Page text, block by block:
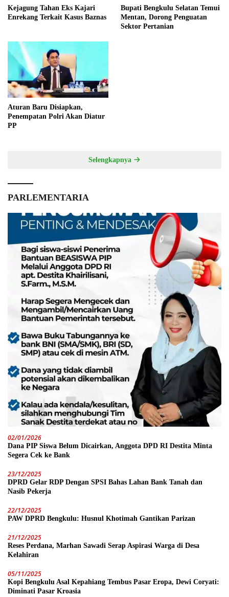
Kejagung Tahan Eks Kajari
Enrekang Terkait Kasus Baznas
Bupati Bengkulu Selatan Temui
Mentan, Dorong Penguatan
Sektor Pertanian
Aturan Baru Disiapkan,
Penempatan Polri Akan Diatur
PP
Selengkapnya
PARLEMENTARIA
02/01/2026
Dana PIP Siswa Belum Dicairkan, Anggota DPD RI Destita Minta
Segera Cek ke Bank
23/12/2025
DPRD Gelar RDP Dengan SPSI Bahas Lahan Bank Tanah dan
Nasib Pekerja
22/12/2025
PAW DPRD Bengkulu: Husnul Khotimah Gantikan Parizan
21/12/2025
Reses Perdana, Marhan Sawadi Serap Aspirasi Warga di Desa
Kelahiran
05/11/2025
Kopi Bengkulu Asal Kepahiang Tembus Pasar Eropa, Dewi Coryati:
Diminati Pasar Kroasia